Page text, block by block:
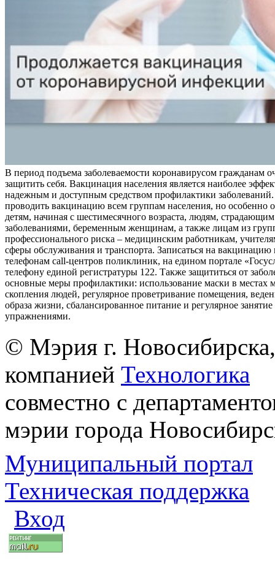
В период подъема заболеваемости коронавирусом гражданам
защитить себя. Вакцинация населения является наиболее
надежным и доступным средством профилактики заболеваний.
проводить вакцинацию всем группам населения, но особенно
детям, начиная с шестимесячного возраста, людям,
заболеваниями, беременным женщинам, а также лицам из
профессионального риска – медицинским работникам,
сферы обслуживания и транспорта. Записаться на
телефонам call-центров поликлиник, на едином портале
телефону единой регистратуры 122. Также защититься от
основные меры профилактики: использование маски в местах
скопления людей, регулярное проветривание помещения,
образа жизни, сбалансированное питание и регулярное
упражнениями.
© Мэрия г.
компанией Технологика
совместно с
мэрии города
Муниципальный портал
Техническая поддержка
Вход